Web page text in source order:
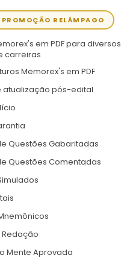
PROMOÇÃO RELÂMPAGO
em PDF para diversos
carreiras
Memorex's em PDF
atualização pós-edital
Questões Gabaritadas
Questões Comentadas
Mente Aprovada